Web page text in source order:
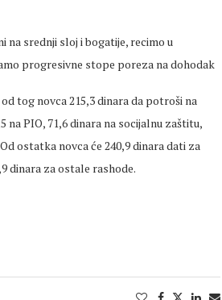
na srednji sloj i bogatije, recimo u
progresivne stope poreza na dohodak
tog novca 215,3 dinara da potroši na
na PIO, 71,6 dinara na socijalnu zaštitu,
ostatka novca će 240,9 dinara dati za
dinara za ostale rashode.